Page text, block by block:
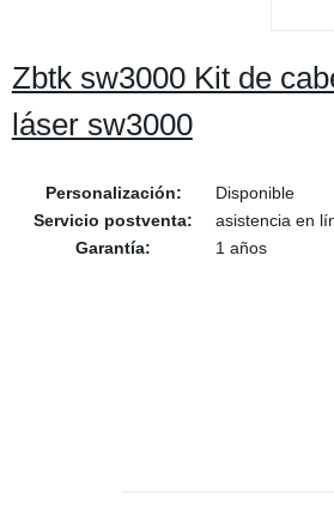
Zbtk sw3000 Kit de
láser sw3000
Personalización:
Disponible
Servicio postventa:
asistencia en
Garantía:
1 años